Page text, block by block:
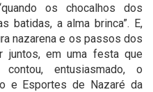
os chocalhos dos
batidas, a alma brinca”. E,
nazarena e os passos dos
juntos, em uma festa que
entusiasmado, o
e Esportes de Nazaré da